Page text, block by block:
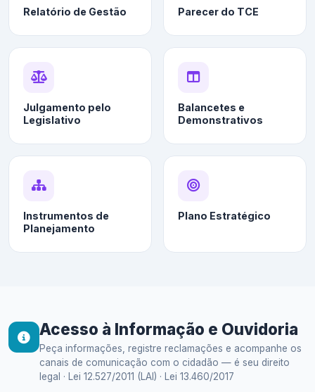
Relatório de Gestão Parecer do TCE
Julgamento pelo
Legislativo
Balancetes e
Demonstrativos
Instrumentos de
Planejamento
Plano Estratégico
Acesso à Informação e Ouvidoria
Peça informações, registre reclamações e acompanhe os
canais de comunicação com o cidadão — é seu direito
legal · Lei 12.527/2011 (LAI) · Lei 13.460/2017